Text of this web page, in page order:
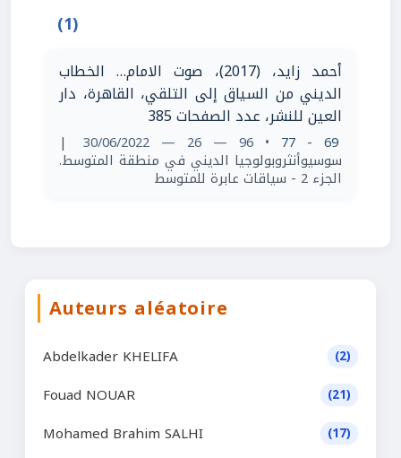
(1)
أحمد زايد، (2017)، صوت الامام… الخطاب
الديني من السياق إلى التلقي، القاهرة، دار
العين للنشر، عدد الصفحات 385
69 - 77
• 96 — 26 — 30/06/2022
|
سوسيوأنثروبولوجيا الديني في منطقة المتوسط.
الجزء 2 - سياقات عابرة للمتوسط
Auteurs aléatoire
Abdelkader KHELIFA (2)
Fouad NOUAR (21)
Mohamed Brahim SALHI (17)